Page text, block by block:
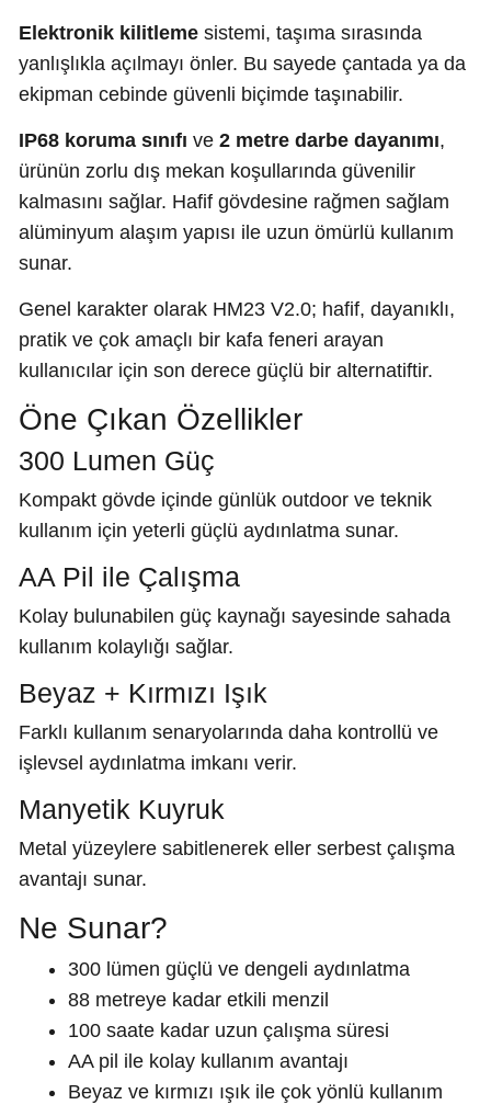
Elektronik kilitlemesistemi, taşıma sırasında
yanlışlıkla açılmayı önler. Bu sayede çantada ya da
ekipman cebinde güvenli biçimde taşınabilir.
IP68 koruma sınıfı ve 2 metre darbe dayanımı,
ürünün zorlu dış mekan koşullarında güvenilir
kalmasını sağlar. Hafif gövdesine rağmen sağlam
alüminyum alaşım yapısı ile uzun ömürlü kullanım
sunar.
Genel karakter olarak HM23 V2.0; hafif, dayanıklı,
pratik ve çok amaçlı bir kafa feneri arayan
kullanıcılar için son derece güçlü bir alternatiftir.
Öne Çıkan Özellikler
300 Lumen Güç
Kompakt gövde içinde günlük outdoor ve teknik
kullanım için yeterli güçlü aydınlatma sunar.
AA Pil ile Çalışma
Kolay bulunabilen güç kaynağı sayesinde sahada
kullanım kolaylığı sağlar.
Beyaz + Kırmızı Işık
Farklı kullanım senaryolarında daha kontrollü ve
işlevsel aydınlatma imkanı verir.
Manyetik Kuyruk
Metal yüzeylere sabitlenerek eller serbest çalışma
avantajı sunar.
Ne Sunar?
300 lümen güçlü ve dengeli aydınlatma
88 metreye kadar etkili menzil
100 saate kadar uzun çalışma süresi
AA pil ile kolay kullanım avantajı
Beyaz ve kırmızı ışık ile çok yönlü kullanım